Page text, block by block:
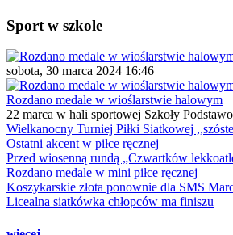
Sport w szkole
sobota, 30 marca 2024 16:46
Rozdano medale w wioślarstwie halowym
22 marca w hali sportowej Szkoły
Wielkanocny Turniej Piłki Siatkowej
Ostatni akcent w piłce ręcznej
Przed wiosenną rundą „Czwartków
Rozdano medale w mini piłce ręcznej
Koszykarskie złota ponownie dla SMS
Licealna siatkówka chłopców ma finiszu